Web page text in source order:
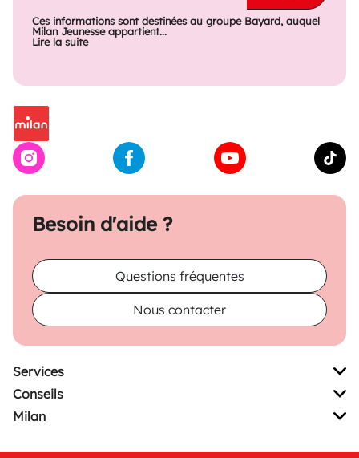
Besoin d'aide ?
Questions fréquentes
Nous contacter
Ces informations sont destinées au groupe Bayard, auquel
Milan Jeunesse appartient...
Lire la suite
Services
Conseils
Milan